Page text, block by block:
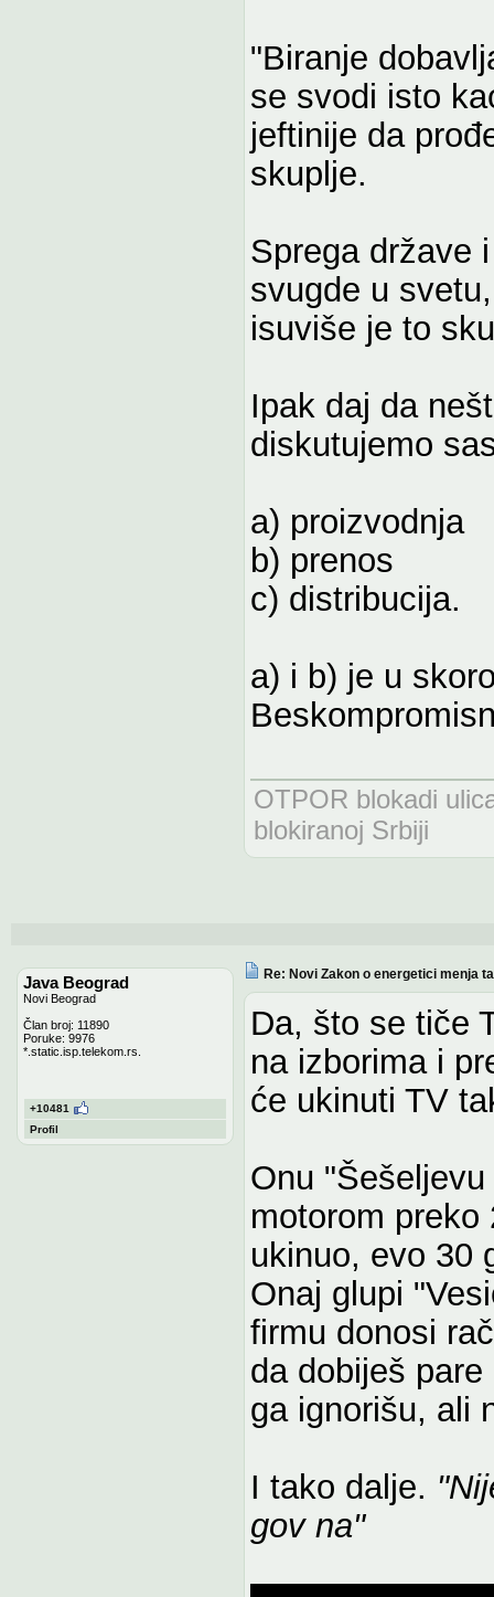
"Biranje
se svodi isto
jeftinije da
skuplje.
Sprega države
svugde u
isuviše je to
Ipak daj da
diskutujemo
a) proizvodnja
b) prenos
c) distribucija.
a) i b) je u
OTPOR blokadi
blokiranoj Srbiji
Java Beograd
Novi Beograd
Član broj: 11890
Poruke: 9976
*.static.isp.telekom.rs.
+10481
Profil
Re: Novi Zakon o energetici menja
Da, što se tiče
na izborima i
će ukinuti TV
Onu
motorom
ukinuo, evo 30
Onaj glupi
firmu donosi
da dobiješ
ga ignorišu, ali
I tako dalje.
gov na"